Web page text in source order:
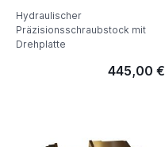
Hydraulischer
Präzisionsschraubstock mit
Drehplatte
445,00 €